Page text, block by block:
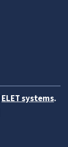
ELET systems.